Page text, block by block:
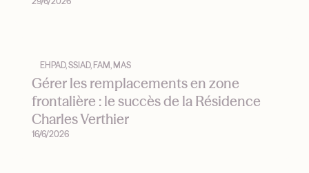
EHPAD, SSIAD, FAM, MAS
Gérer les remplacements en zone
frontalière : le succès de la Résidence
Charles Verthier
16/6/2026